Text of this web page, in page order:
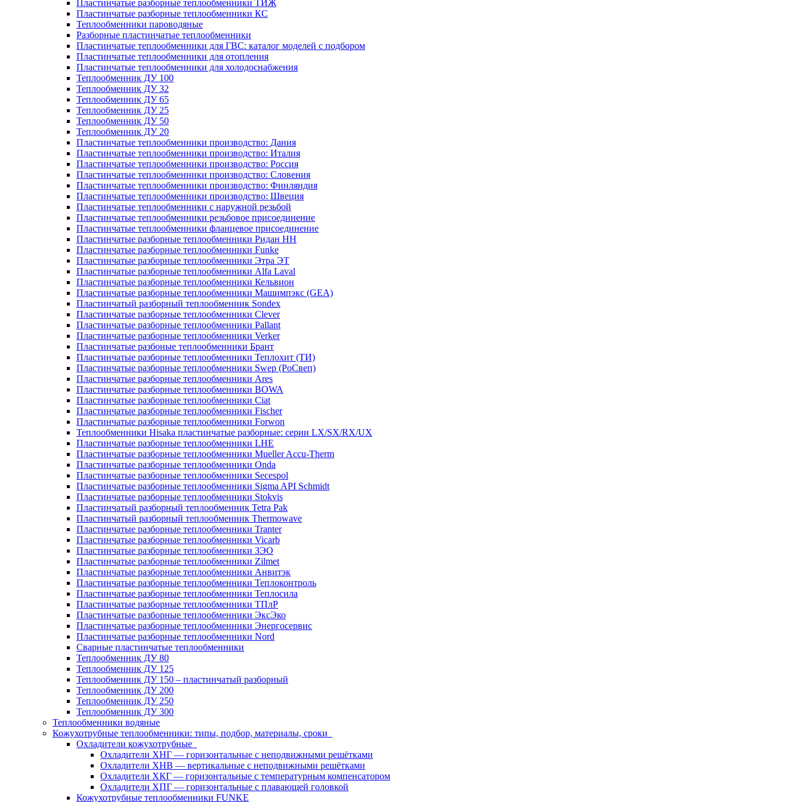
Пластинчатые разборные теплообменники ТИЖ
Пластинчатые разборные теплообменники КC
Теплообменники пароводяные
Разборные пластинчатые теплообменники
Пластинчатые теплообменники для ГВС: каталог моделей с подбором
Пластинчатые теплообменники для отопления
Пластинчатые теплообменники для холодоснабжения
Теплообменник ДУ 100
Теплообменник ДУ 32
Теплообменник ДУ 65
Теплообменник ДУ 25
Теплообменник ДУ 50
Теплообменник ДУ 20
Пластинчатые теплообменники производство: Дания
Пластинчатые теплообменники производство: Италия
Пластинчатые теплообменники производство: Россия
Пластинчатые теплообменники производство: Словения
Пластинчатые теплообменники производство: Финляндия
Пластинчатые теплообменники производство: Швеция
Пластинчатые теплообменники с наружной резьбой
Пластинчатые теплообменники резьбовое присоединение
Пластинчатые теплообменники фланцевое присоединение
Пластинчатые разборные теплообменники Ридан НН
Пластинчатые разборные теплообменники Funke
Пластинчатые разборные теплообменники Этра ЭТ
Пластинчатые разборные теплообменники Alfa Laval
Пластинчатые разборные теплообменники Кельвион
Пластинчатые разборные теплообменники Машимпэкс (GEA)
Пластинчатый разборный теплообменник Sondex
Пластинчатые разборные теплообменники Clever
Пластинчатые разборные теплообменники Pallant
Пластинчатые разборные теплообменники Verker
Пластинчатые разбоные теплообменники Брант
Пластинчатые разборные теплообменники Теплохит (ТИ)
Пластинчатые разборные теплообменники Swep (РоСвеп)
Пластинчатые разборные теплообменники Ares
Пластинчатые разборные теплообменники BOWA
Пластинчатые разборные теплообменники Ciat
Пластинчатые разборные теплообменники Fischer
Пластинчатые разборные теплообменники Forwon
Теплообменники Hisaka пластинчатые разборные: серии LX/SX/RX/UX
Пластинчатые разборные теплообменники LHE
Пластинчатые разборные теплообменники Mueller Accu-Therm
Пластинчатые разборные теплообменники Onda
Пластинчатые разборные теплообменники Secespol
Пластинчатые разборные теплообменники Sigma API Schmidt
Пластинчатые разборные теплообменники Stokvis
Пластинчатый разборный теплообменник Tetra Pak
Пластинчатый разборный теплообменник Thermowave
Пластинчатые разборные теплообменники Tranter
Пластинчатые разборные теплообменники Vicarb
Пластинчатые разборные теплообменники ЗЭО
Пластинчатые разборные теплообменники Zilmet
Пластинчатые разборные теплообменники Анвитэк
Пластинчатые разборные теплообменники Теплоконтроль
Пластинчатые разборные теплообменники Теплосила
Пластинчатые разборные теплообменники ТПлР
Пластинчатые разборные теплообменники ЭксЭко
Пластинчатые разборные теплообменники Энергосервис
Пластинчатые разборные теплообменники Nord
Сварные пластинчатые теплообменники
Теплообменник ДУ 80
Теплообменник ДУ 125
Теплообменник ДУ 150 – пластинчатый разборный
Теплообменник ДУ 200
Теплообменник ДУ 250
Теплообменник ДУ 300
Теплообменники водяные
Кожухотрубные теплообменники: типы, подбор, материалы, сроки
Охладители кожухотрубные
Охладители ХНГ — горизонтальные с неподвижными решётками
Охладители ХНВ — вертикальные с неподвижными решётками
Охладители ХКГ — горизонтальные с температурным компенсатором
Охладители ХПГ — горизонтальные с плавающей головкой
Кожухотрубные теплообменники FUNKE